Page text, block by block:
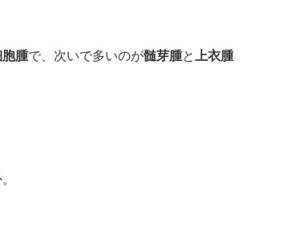
腫で、次いで多いのが髄芽腫と上衣腫